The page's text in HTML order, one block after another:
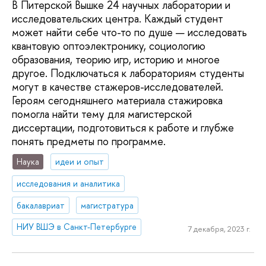
В Питерской Вышке 24 научных лаборатории и
исследовательских центра. Каждый студент
может найти себе что-то по душе — исследовать
квантовую оптоэлектронику, социологию
образования, теорию игр, историю и многое
другое. Подключаться к лабораториям студенты
могут в качестве стажеров-исследователей.
Героям сегодняшнего материала стажировка
помогла найти тему для магистерской
диссертации, подготовиться к работе и глубже
понять предметы по программе.
Наука
идеи и опыт
исследования и аналитика
бакалавриат
магистратура
НИУ ВШЭ в Санкт-Петербурге
7 декабря, 2023 г.